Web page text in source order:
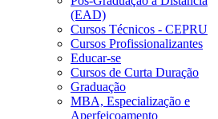
(EAD)
Cursos Técnicos - CEPRU
Cursos Profissionalizantes
Educar-se
Cursos de Curta Duração
Graduação
MBA, Especialização e
Aperfeiçoamento